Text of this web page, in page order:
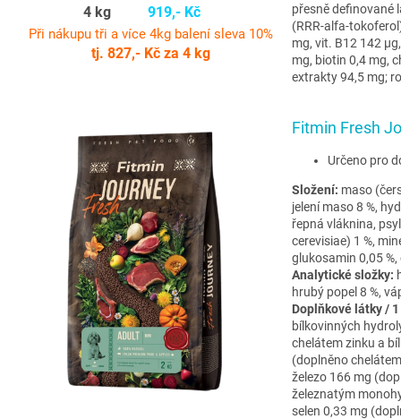
4 kg
919,- Kč
Při nákupu tři a více 4kg balení sleva 10%
tj. 827,- Kč za 4 kg
přesně definované
(RRR-alfa-
mg, vit. B12 142
mg, biotin 0,4 mg,
extrakty 94,5 mg;
Fitmin Fresh
Určeno pro
Složení: maso
jelení maso 8 %,
řepná vláknina,
cerevisiae) 1 %,
glukosamin 0,05
Analytické složky:
hrubý popel 8 %,
Doplňkové látky /
bílkovinných
chelátem zinku a
(doplněno
železo 166 mg
železnatým
selen 0,33 mg